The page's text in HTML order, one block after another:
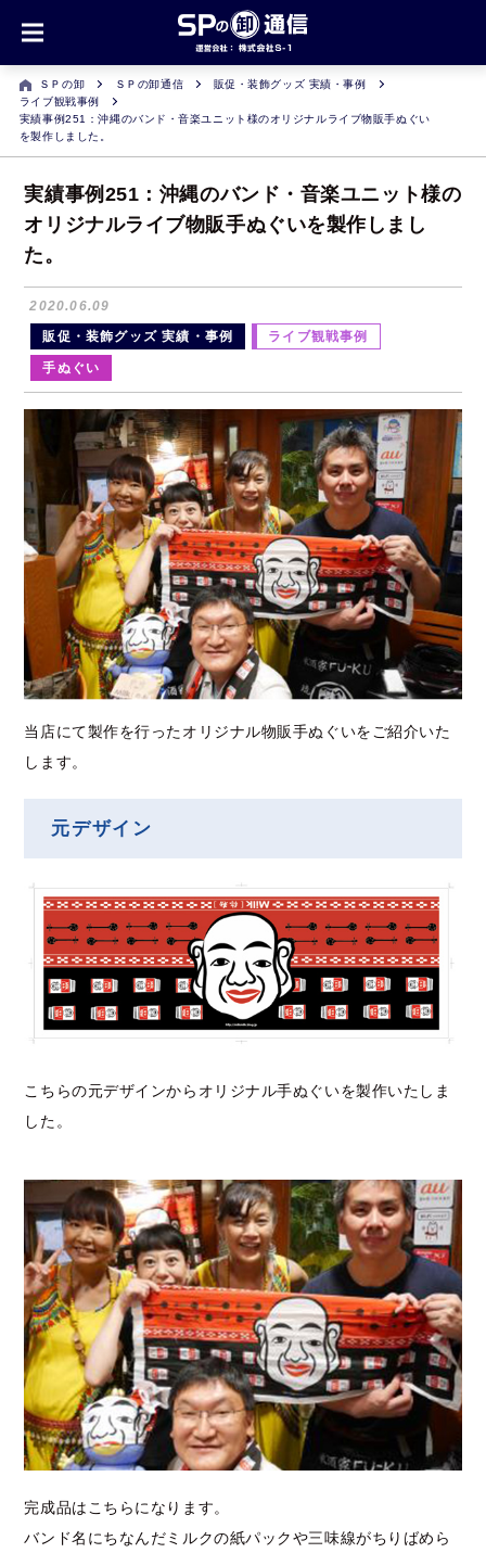
ＳＰの卸 ＳＰの卸通信
販促・装飾グッズ 実績・事例
ライブ観戦事例
実績事例251：沖縄のバンド・音楽ユニット様のオリジナルライブ物販手ぬぐい
を製作しました。
実績事例251：沖縄のバンド・音楽ユニット様の
オリジナルライブ物販手ぬぐいを製作しまし
た。
2020.06.09
販促・装飾グッズ 実績・事例
ライブ観戦事例
手ぬぐい
当店にて製作を行ったオリジナル物販手ぬぐいをご紹介いた
します。
元デザイン
こちらの元デザインからオリジナル手ぬぐいを製作いたしま
した。
完成品はこちらになります。
バンド名にちなんだミルクの紙パックや三味線がちりばめら